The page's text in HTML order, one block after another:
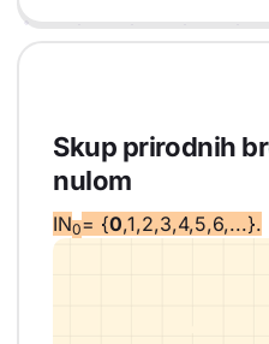
Skup prirodnih
nulom
IN0= {0,1,2,3,4,5,6,...}.